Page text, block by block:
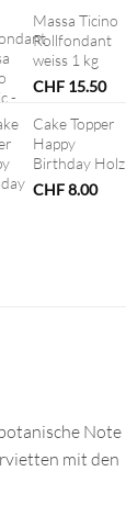
Massa Ticino
Rollfondant
weiss 1 kg
CHF 15.50
Cake Topper
Happy
Birthday Holz
CHF8.00
Note
mit den